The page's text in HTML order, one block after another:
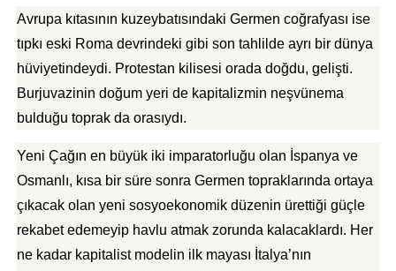
Avrupa kıtasının kuzeybatısındaki Germen coğrafyası ise
tıpkı eski Roma devrindeki gibi son tahlilde ayrı bir dünya
hüviyetindeydi. Protestan kilisesi orada doğdu, gelişti.
Burjuvazinin doğum yeri de kapitalizmin neşvünema
bulduğu toprak da orasıydı.
Yeni Çağın en büyük iki imparatorluğu olan İspanya ve
Osmanlı, kısa bir süre sonra Germen topraklarında ortaya
çıkacak olan yeni sosyoekonomik düzenin ürettiği güçle
rekabet edemeyip havlu atmak zorunda kalacaklardı. Her
ne kadar kapitalist modelin ilk mayası İtalya’nın